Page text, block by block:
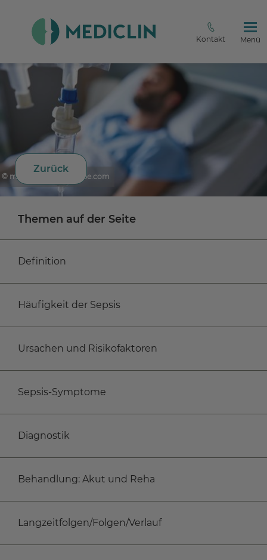
Kontakt Menü
© marvent - stock.adobe.com
Zurück
Themen auf der Seite
Definition
Häufigkeit der Sepsis
Ursachen und Risikofaktoren
Sepsis-Symptome
Diagnostik
Behandlung: Akut und Reha
Langzeitfolgen/Folgen/Verlauf